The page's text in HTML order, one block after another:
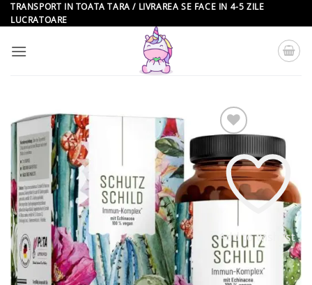
Skip
to
TRANSPORT IN TOATA TARA / LIVRAREA SE FACE IN 4-5 ZILE
LUCRATOARE
Add to wishlist